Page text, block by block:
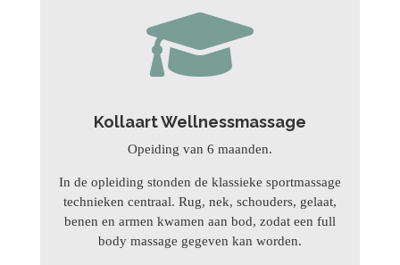

Kollaart Wellnessmassage
Opeiding van 6 maanden.
In de opleiding stonden de klassieke sportmassage
technieken centraal. Rug, nek, schouders, gelaat,
benen en armen kwamen aan bod, zodat een full
body massage gegeven kan worden.